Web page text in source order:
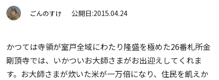
ごんのすけ 公開日:2015.04.24
かつては寺領が室戸全域にわたり隆盛を極めた26番札所金
剛頂寺では、いかついお大師さまがお出迎えしてくれま
す。お大師さまが炊いた米が一万倍になり、住民を飢えか